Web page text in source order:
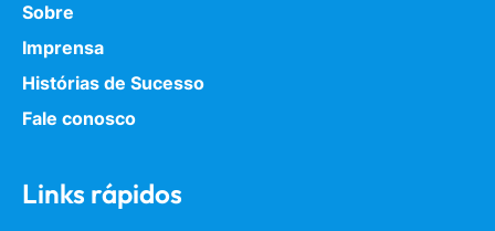
Sobre
Imprensa
Histórias de Sucesso
Fale conosco
Links rápidos